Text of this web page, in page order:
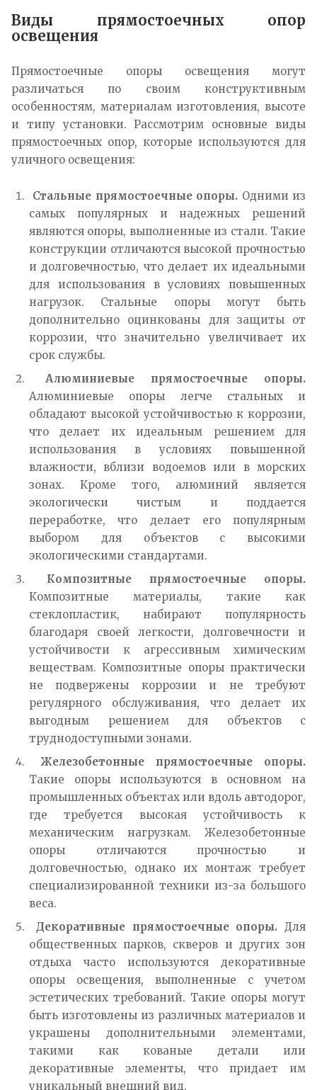
Виды прямостоечных опор
освещения
Прямостоечные опоры освещения могут
различаться по своим конструктивным
особенностям, материалам изготовления, высоте
и типу установки. Рассмотрим основные виды
прямостоечных опор, которые используются для
уличного освещения:
Стальные прямостоечные опоры. Одними из
самых популярных и надежных решений
являются опоры, выполненные из стали. Такие
конструкции отличаются высокой прочностью
и долговечностью, что делает их идеальными
для использования в условиях повышенных
нагрузок. Стальные опоры могут быть
дополнительно оцинкованы для защиты от
коррозии, что значительно увеличивает их
срок службы.
Алюминиевые прямостоечные опоры.
Алюминиевые опоры легче стальных и
обладают высокой устойчивостью к коррозии,
что делает их идеальным решением для
использования в условиях повышенной
влажности, вблизи водоемов или в морских
зонах. Кроме того, алюминий является
экологически чистым и поддается
переработке, что делает его популярным
выбором для объектов с высокими
экологическими стандартами.
Композитные прямостоечные опоры.
Композитные материалы, такие как
стеклопластик, набирают популярность
благодаря своей легкости, долговечности и
устойчивости к агрессивным химическим
веществам. Композитные опоры практически
не подвержены коррозии и не требуют
регулярного обслуживания, что делает их
выгодным решением для объектов с
труднодоступными зонами.
Железобетонные прямостоечные опоры.
Такие опоры используются в основном на
промышленных объектах или вдоль автодорог,
где требуется высокая устойчивость к
механическим нагрузкам. Железобетонные
опоры отличаются прочностью и
долговечностью, однако их монтаж требует
специализированной техники из-за большого
веса.
Декоративные прямостоечные опоры. Для
общественных парков, скверов и других зон
отдыха часто используются декоративные
опоры освещения, выполненные с учетом
эстетических требований. Такие опоры могут
быть изготовлены из различных материалов и
украшены дополнительными элементами,
такими как кованые детали или
декоративные элементы, что придает им
уникальный внешний вид.